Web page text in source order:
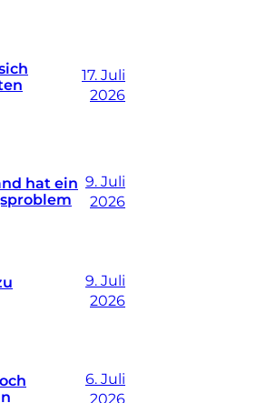
17. Juli
2026
hat ein 9. Juli
2026
9. Juli
2026
6. Juli
2026